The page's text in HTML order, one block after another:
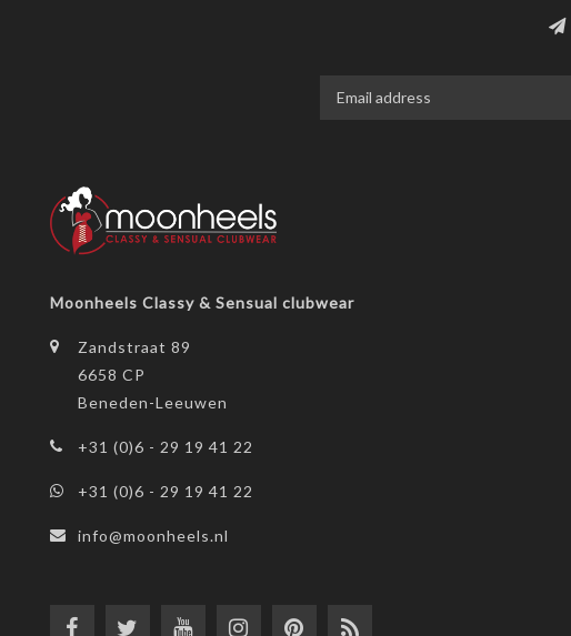
Moonheels Classy & Sensual clubwear
Zandstraat 89
6658 CP
Beneden-Leeuwen
+31 (0)6 - 29 19 41 22
+31 (0)6 - 29 19 41 22
info@moonheels.nl